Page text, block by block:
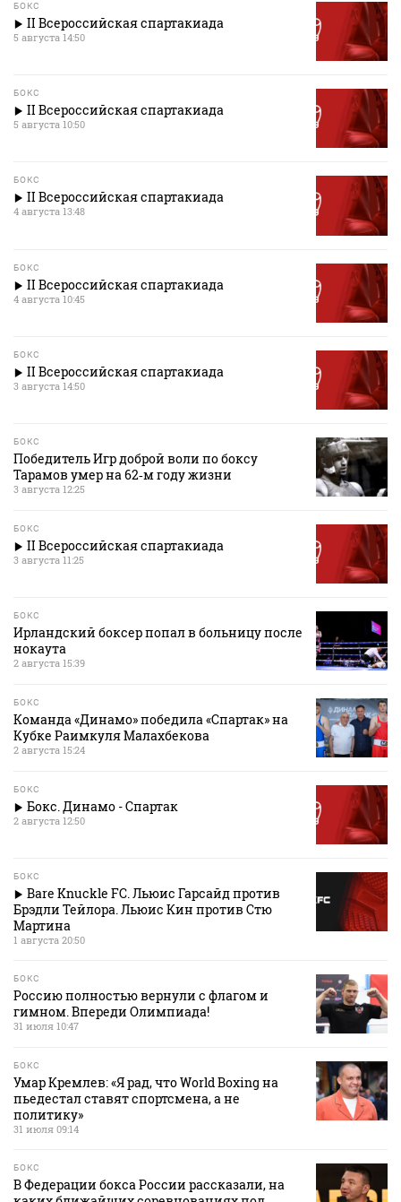
БОКС
II Всероссийская спартакиада
5 августа 14:50
БОКС
II Всероссийская спартакиада
5 августа 10:50
БОКС
II Всероссийская спартакиада
4 августа 13:48
БОКС
II Всероссийская спартакиада
4 августа 10:45
БОКС
II Всероссийская спартакиада
3 августа 14:50
БОКС
Победитель Игр доброй воли по боксу
Тарамов умер на 62‑м году жизни
3 августа 12:25
БОКС
II Всероссийская спартакиада
3 августа 11:25
БОКС
Ирландский боксер попал в больницу после
нокаута
2 августа 15:39
БОКС
Команда «Динамо» победила «Спартак» на
Кубке Раимкуля Малахбекова
2 августа 15:24
БОКС
Бокс. Динамо - Спартак
2 августа 12:50
БОКС
Bare Knuckle FC. Льюис Гарсайд против
Брэдли Тейлора. Льюис Кин против Стю
Мартина
1 августа 20:50
БОКС
Россию полностью вернули с флагом и
гимном. Впереди Олимпиада!
31 июля 10:47
БОКС
Умар Кремлев: «Я рад, что World Boxing на
пьедестал ставят спортсмена, а не
политику»
31 июля 09:14
БОКС
В Федерации бокса России рассказали, на